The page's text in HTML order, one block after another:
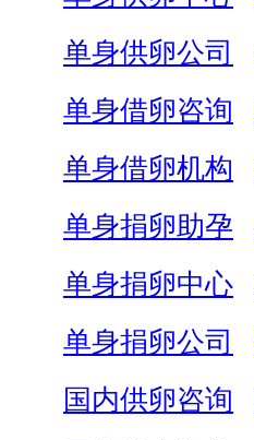
单身供卵公司
单身借卵咨询
单身借卵机构
单身捐卵助孕
单身捐卵中心
单身捐卵公司
国内供卵咨询